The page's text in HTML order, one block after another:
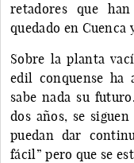
retadores que
quedado en Cuenca
Sobre la planta
edil conquense ha
sabe nada su
dos años, se
puedan dar
fácil” pero que se